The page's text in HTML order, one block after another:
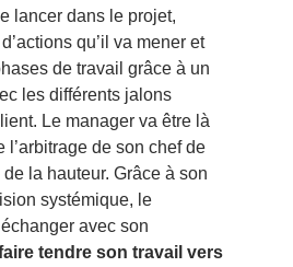
lancer dans le projet,
qu’il va mener et
de travail grâce à un
les différents jalons
Le manager va être là
l’arbitrage de son chef de
la hauteur. Grâce à son
systémique, le
avec son
tendre son travail vers